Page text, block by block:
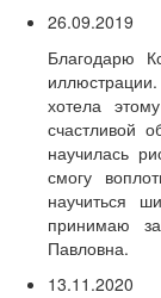
26.09.2019
Благодарю
хотела
счастливой
научилась
смогу
научиться
принимаю
Павловна.
13.11.2020